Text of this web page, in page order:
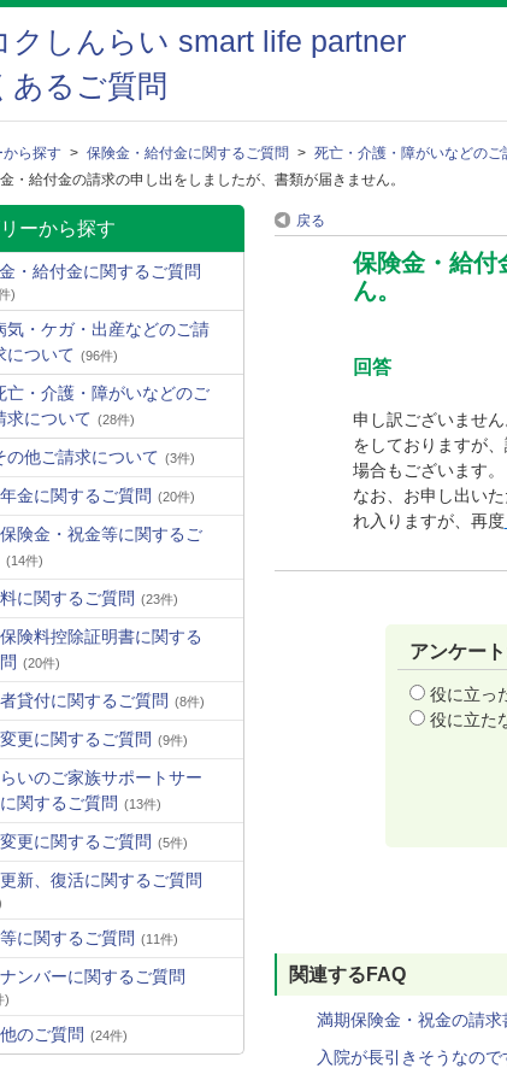
から探す > 保険金・給付金に関するご質問 > 死亡・介護・障がいなどのご
・給付金の請求の申し出をしましたが、書類が届きません。
ーから探す
・給付金に関するご質問
)
気・ケガ・出産などのご請
について (96件)
亡・介護・障がいなどのご
求について (28件)
の他ご請求について (3件)
金に関するご質問 (20件)
険金・祝金等に関するご
(14件)
に関するご質問 (23件)
険料控除証明書に関する
(20件)
貸付に関するご質問 (8件)
更に関するご質問 (9件)
いのご家族サポートサー
関するご質問 (13件)
更に関するご質問 (5件)
新、復活に関するご質問
に関するご質問 (11件)
ンバーに関するご質問
)
のご質問 (24件)
戻る
保険金・給付
ん。
回答
申し訳ございませ
をしておりますが
場合もございます。
なお、お申し出い
れ入りますが、再度
アンケー
役に立っ
役に立た
関連するFAQ
満期保険金・祝金の請求
入院が長引きそうなの